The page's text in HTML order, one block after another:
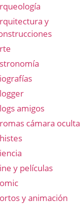
y
amigos
cámara oculta
y películas
y animación